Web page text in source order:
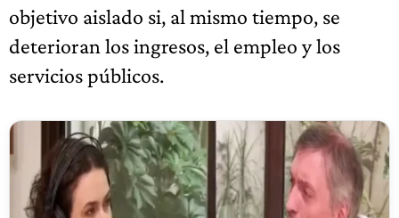
objetivo aislado si, al mismo tiempo, se
deterioran los ingresos, el empleo y los
servicios públicos.